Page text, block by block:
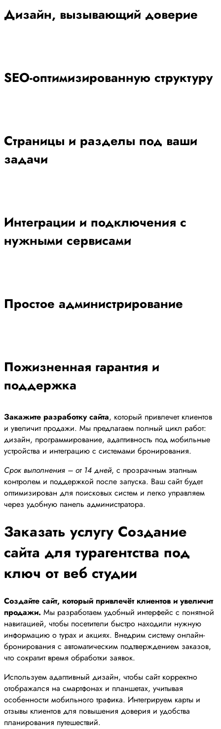
Дизайн, вызывающий доверие
SEO-оптимизированную структуру
Страницы и разделы под ваши
задачи
Интеграции и подключения с
нужными сервисами
Простое администрирование
Пожизненная гарантия и
поддержка
Закажите разработку сайта, который привлечет клиентов
и увеличит продажи. Мы предлагаем полный цикл работ:
дизайн, программирование, адаптивность под мобильные
устройства и интеграцию с системами бронирования.
Срок выполнения – от 14 дней, с прозрачным этапным
контролем и поддержкой после запуска. Ваш сайт будет
оптимизирован для поисковых систем и легко управляем
через удобную панель администратора.
Заказать услугу Создание
сайта для турагентства под
ключ от веб студии
Создайте сайт, который привлечёт клиентов и увеличит
продажи. Мы разработаем удобный интерфейс с понятной
навигацией, чтобы посетители быстро находили нужную
информацию о турах и акциях. Внедрим систему онлайн-
бронирования с автоматическим подтверждением заказов,
что сократит время обработки заявок.
Используем адаптивный дизайн, чтобы сайт корректно
отображался на смартфонах и планшетах, учитывая
особенности мобильного трафика. Интегрируем карты и
отзывы клиентов для повышения доверия и удобства
планирования путешествий.